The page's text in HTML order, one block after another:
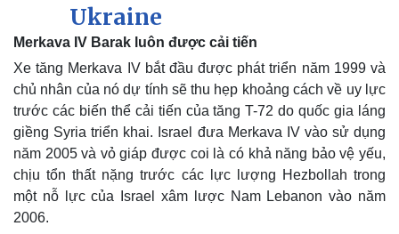
Ukraine
Merkava IV Barak luôn được cải tiến
Xe tăng Merkava IV bắt đầu được phát triển năm 1999 và
chủ nhân của nó dự tính sẽ thu hẹp khoảng cách về uy lực
trước các biến thể cải tiến của tăng T-72 do quốc gia láng
giềng Syria triển khai. Israel đưa Merkava IV vào sử dụng
năm 2005 và vỏ giáp được coi là có khả năng bảo vệ yếu,
chịu tổn thất nặng trước các lực lượng Hezbollah trong
một nỗ lực của Israel xâm lược Nam Lebanon vào năm
2006.